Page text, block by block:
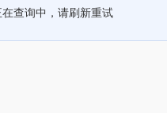
在查询中，请刷新重试